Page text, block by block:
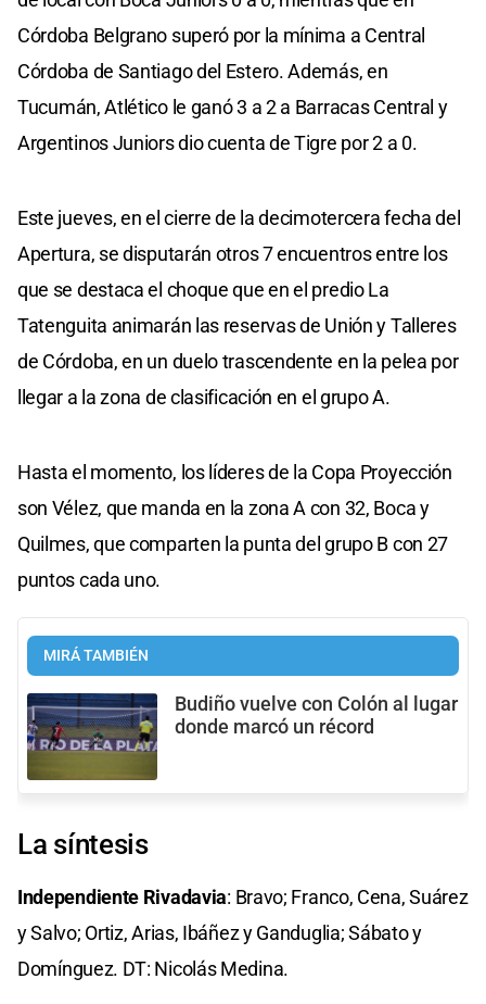
Córdoba Belgrano superó por la mínima a Central
Córdoba de Santiago del Estero. Además, en
Tucumán, Atlético le ganó 3 a 2 a Barracas Central y
Argentinos Juniors dio cuenta de Tigre por 2 a 0.
Este jueves, en el cierre de la decimotercera fecha del
Apertura, se disputarán otros 7 encuentros entre los
que se destaca el choque que en el predio La
Tatenguita animarán las reservas de Unión y Talleres
de Córdoba, en un duelo trascendente en la pelea por
llegar a la zona de clasificación en el grupo A.
Hasta el momento, los líderes de la Copa Proyección
son Vélez, que manda en la zona A con 32, Boca y
Quilmes, que comparten la punta del grupo B con 27
puntos cada uno.
MIRÁ TAMBIÉN
Budiño vuelve con Colón al lugar
donde marcó un récord
La síntesis
Independiente Rivadavia: Bravo; Franco, Cena, Suárez
y Salvo; Ortiz, Arias, Ibáñez y Ganduglia; Sábato y
Domínguez. DT: Nicolás Medina.